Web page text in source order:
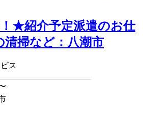
★紹介予定派遣のお仕
掃など：八潮市
ス